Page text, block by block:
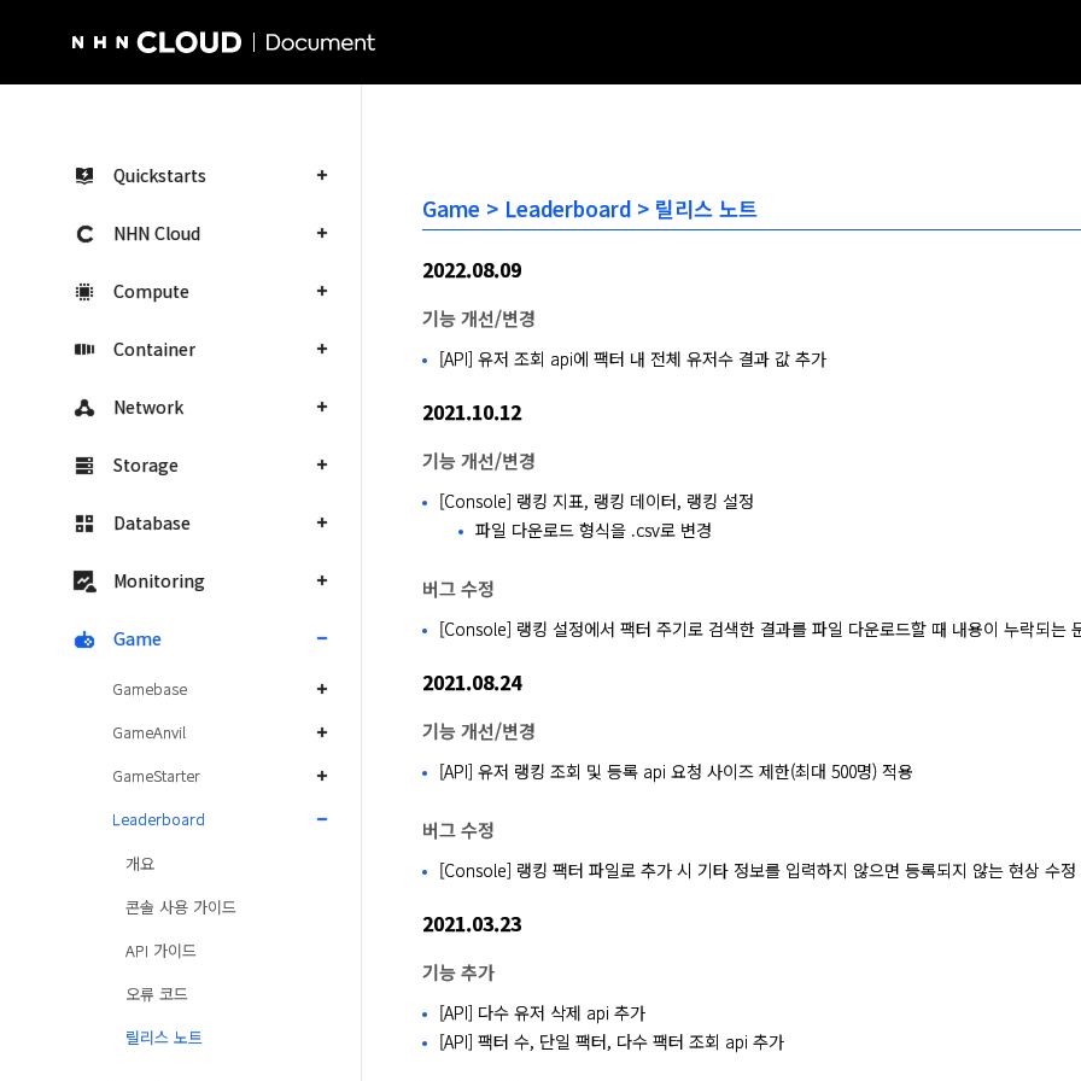
Quickstarts
NHN Cloud
Compute
Container
Network
Storage
Database
Monitoring
Game
Gamebase
GameAnvil
GameStarter
Leaderboard
개요
콘솔 사용 가이드
API 가이드
오류 코드
릴리스 노트
Game > Leaderboard > 릴리스 노트
2022.08.09
기능 개선/변경
[API] 유저 조회 api에 팩터 내 전체 유저수 결과 값 추가
2021.10.12
기능 개선/변경
[Console] 랭킹 지표, 랭킹 데이터, 랭킹 설정
파일 다운로드 형식을 .csv로 변경
버그 수정
[Console] 랭킹 설정에서 팩터 주기로 검색한 결과를 파일 다운로드할 때 내용이 누락되는
2021.08.24
기능 개선/변경
[API] 유저 랭킹 조회 및 등록 api 요청 사이즈 제한(최대 500명) 적용
버그 수정
[Console] 랭킹 팩터 파일로 추가 시 기타 정보를 입력하지 않으면 등록되지 않는 현상 수정
2021.03.23
기능 추가
[API] 다수 유저 삭제 api 추가
[API] 팩터 수, 단일 팩터, 다수 팩터 조회 api 추가